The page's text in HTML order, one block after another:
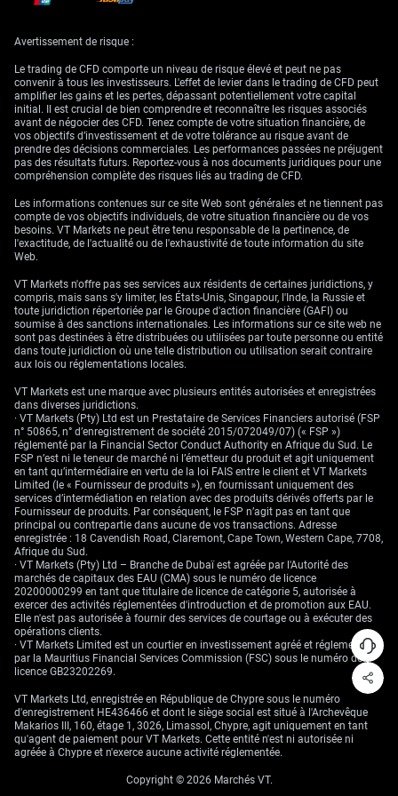
monétaire et
perspectives sur
l’EUR/USD
Les indicateurs de confiance envoient également des signaux d’alerte
sur le ralentissement économique. L’indice ZEW du sentiment
mois-ci un repli inattendu à 41,5, suggérant que les investisseurs se
préparent à des conditions plus difficiles. Cela concorde avec notre
analyse selon laquelle les projections actuelles de croissance de la BCE
sont trop optimistes et qu’une révision à la baisse est imminente.
elles sont désormais largement intégrées par le marché. À l’inverse, les
États-Unis viennent de publier un nouveau chiffre solide sur l’emploi,
avec 265 000 créations d’emplois dans le rapport sur les non-farm
payrolls, offrant à la Réserve fédérale davantage de latitude pour
maintenir sa politique actuelle. Cette divergence de politique monétaire
devrait exercer une pression baissière sur la paire EUR/USD.
positionnement en faveur d’un euro plus faible au cours du prochain
trimestre. Les opérateurs de produits dérivés devraient envisager l’achat
d’options de vente (puts) sur l’EUR/USD avec des échéances septembre
2026 afin de tirer parti d’un mouvement potentiel vers notre prévision de
1,16. Cette stratégie offre un profil de risque défini pour profiter du recul
attendu de la paire de devises.
Nous avons déjà observé cette dynamique, notamment lors de la crise
énergétique de 2022 en Europe. Le pic d’inflation qui en a résulté et les
craintes d’une récession profonde avaient fait passer l’EUR/USD sous la
parité pour la première fois en deux décennies. Ce précédent historique
montre à quelle vitesse le sentiment peut se retourner contre l’euro face
à un choc énergétique sévère.
Avertissement de risque :
Le trading de CFD comporte un niveau de risque élevé et peut ne pas
convenir à tous les investisseurs. L'effet de levier dans le trading de CFD peut
amplifier les gains et les pertes, dépassant potentiellement votre capital
initial. Il est crucial de bien comprendre et reconnaître les risques associés
avant de négocier des CFD. Tenez compte de votre situation financière, de
vos objectifs d’investissement et de votre tolérance au risque avant de
prendre des décisions commerciales. Les performances passées ne préjugent
pas des résultats futurs. Reportez-vous à nos documents juridiques pour une
compréhension complète des risques liés au trading de CFD.
Les informations contenues sur ce site Web sont générales et ne tiennent pas
compte de vos objectifs individuels, de votre situation financière ou de vos
besoins. VT Markets ne peut être tenu responsable de la pertinence, de
l'exactitude, de l'actualité ou de l'exhaustivité de toute information du site
Web.
VT Markets n'offre pas ses services aux résidents de certaines juridictions, y
compris, mais sans s'y limiter, les États-Unis, Singapour, l'Inde, la Russie et
toute juridiction répertoriée par le Groupe d'action financière (GAFI) ou
soumise à des sanctions internationales. Les informations sur ce site web ne
sont pas destinées à être distribuées ou utilisées par toute personne ou entité
dans toute juridiction où une telle distribution ou utilisation serait contraire
aux lois ou réglementations locales.
VT Markets est une marque avec plusieurs entités autorisées et enregistrées
dans diverses juridictions.
· VT Markets (Pty) Ltd est un Prestataire de Services Financiers autorisé (FSP
n° 50865, n° d’enregistrement de société 2015/072049/07) (« FSP »)
réglementé par la Financial Sector Conduct Authority en Afrique du Sud. Le
FSP n’est ni le teneur de marché ni l’émetteur du produit et agit uniquement
en tant qu’intermédiaire en vertu de la loi FAIS entre le client et VT Markets
Limited (le « Fournisseur de produits »), en fournissant uniquement des
services d’intermédiation en relation avec des produits dérivés offerts par le
Fournisseur de produits. Par conséquent, le FSP n’agit pas en tant que
principal ou contrepartie dans aucune de vos transactions. Adresse
enregistrée : 18 Cavendish Road, Claremont, Cape Town, Western Cape, 7708,
Afrique du Sud.
· VT Markets (Pty) Ltd – Branche de Dubaï est agréée par l'Autorité des
marchés de capitaux des EAU (CMA) sous le numéro de licence
20200000299 en tant que titulaire de licence de catégorie 5, autorisée à
exercer des activités réglementées d'introduction et de promotion aux EAU.
Elle n'est pas autorisée à fournir des services de courtage ou à exécuter des
opérations clients.
· VT Markets Limited est un courtier en investissement agréé et réglementé
par la Mauritius Financial Services Commission (FSC) sous le numéro de
licence GB23202269.
VT Markets Ltd, enregistrée en République de Chypre sous le numéro
d'enregistrement HE436466 et dont le siège social est situé à l'Archevêque
Makarios III, 160, étage 1, 3026, Limassol, Chypre, agit uniquement en tant
qu'agent de paiement pour VT Markets. Cette entité n'est ni autorisée ni
agréée à Chypre et n'exerce aucune activité réglementée.
Copyright © 2026 Marchés VT.